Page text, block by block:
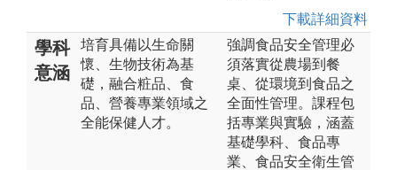
下載詳細資料
學科
意涵
培育具備以生命關
懷、生物技術為基
礎，融合粧品、食
品、營養專業領域之
全能保健人才。
強調食品安全管理必
須落實從農場到餐
桌、從環境到食品之
全面性管理。課程包
括專業與實驗，涵蓋
基礎學科、食品專
業、食品安全衛生管